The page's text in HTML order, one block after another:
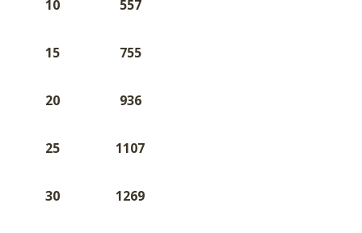
10 557
15 755
20 936
25 1107
30 1269